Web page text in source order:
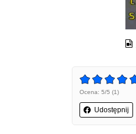
Ocena: 5/5 (1)
Udostępnij